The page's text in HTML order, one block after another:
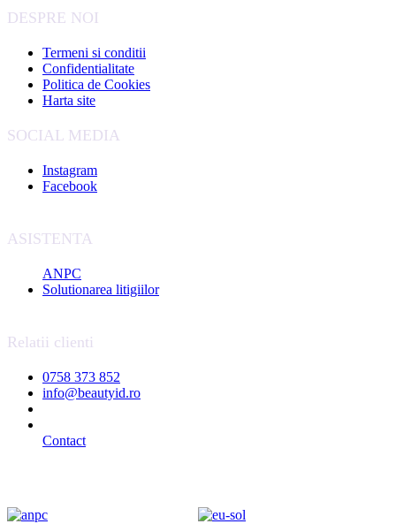
DESPRE NOI
Termeni si conditii
Confidentialitate
Politica de Cookies
Harta site
SOCIAL MEDIA
Instagram
Facebook
ASISTENTA
ANPC
Solutionarea litigiilor
Relatii clienti
0758 373 852
info@beautyid.ro
Contact